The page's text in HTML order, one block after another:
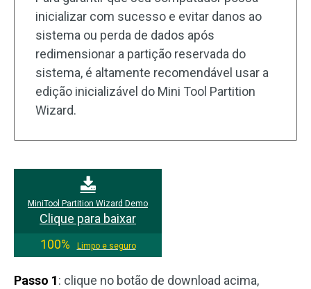
inicializar com sucesso e evitar danos ao
sistema ou perda de dados após
redimensionar a partição reservada do
sistema, é altamente recomendável usar a
edição inicializável do Mini Tool Partition
Wizard.
MiniTool Partition Wizard Demo
Clique para baixar
100%
Limpo e seguro
Passo 1: clique no botão de download acima,